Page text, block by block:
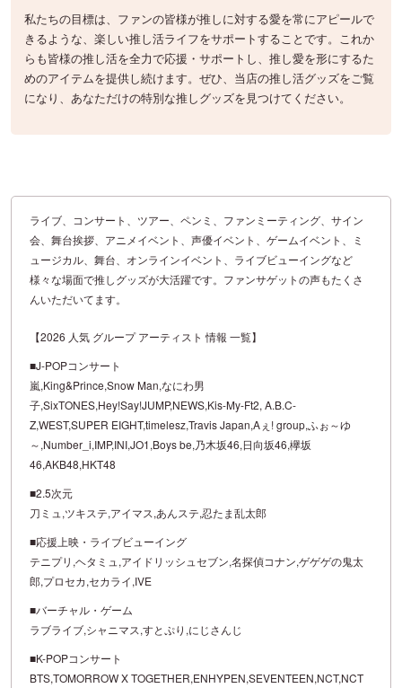
私たちの目標は、ファンの皆様が推しに対する愛を常にアピールで
きるような、楽しい推し活ライフをサポートすることです。これか
らも皆様の推し活を全力で応援・サポートし、推し愛を形にするた
めのアイテムを提供し続けます。ぜひ、当店の推し活グッズをご覧
になり、あなただけの特別な推しグッズを見つけてください。
ライブ、コンサート、ツアー、ペンミ、ファンミーティング、サイン
会、舞台挨拶、アニメイベント、声優イベント、ゲームイベント、ミ
ュージカル、舞台、オンラインイベント、ライブビューイングなど
様々な場面で推しグッズが大活躍です。ファンサゲットの声もたくさ
んいただいてます。
【2026 人気 グループ アーティスト 情報 一覧】
■J-POPコンサート
嵐,King&Prince,Snow Man,なにわ男
子,SixTONES,Hey!Say!JUMP,NEWS,Kis-My-Ft2, A.B.C-
Z,WEST,SUPER EIGHT,timelesz,Travis Japan,Aぇ! group,ふぉ～ゆ
～,Number_i,IMP,INI,JO1,Boys be,乃木坂46,日向坂46,欅坂
46,AKB48,HKT48
■2.5次元
刀ミュ,ツキステ,アイマス,あんステ,忍たま乱太郎
■応援上映・ライブビューイング
テニプリ,ヘタミュ,アイドリッシュセブン,名探偵コナン,ゲゲゲの鬼太
郎,プロセカ,セカライ,IVE
■バーチャル・ゲーム
ラブライブ,シャニマス,すとぷり,にじさんじ
■K-POPコンサート
BTS,TOMORROW X TOGETHER,ENHYPEN,SEVENTEEN,NCT,NCT